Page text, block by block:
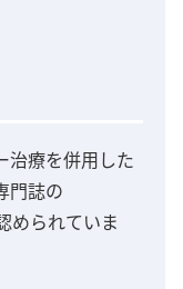
治療を併用した
門誌の
められていま